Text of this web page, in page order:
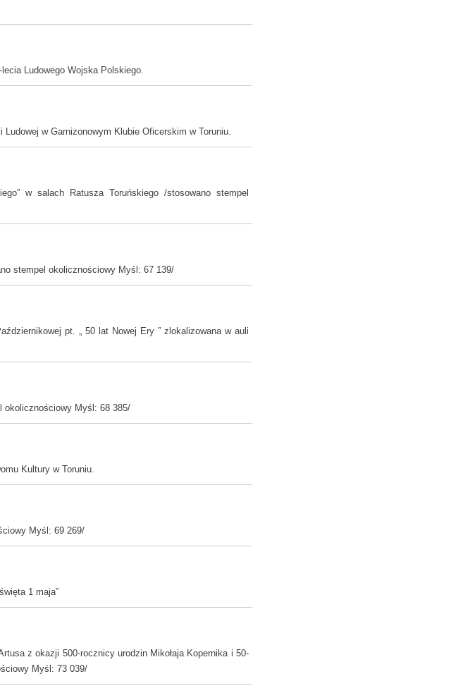
Ludowego Wojska Polskiego.
w Garnizonowym Klubie Oficerskim w Toruniu.
w salach Ratusza Toruńskiego /stosowano stempel
stempel okolicznościowy Myśl: 67 139/
pt. „ 50 lat Nowej Ery ” zlokalizowana w auli
okolicznościowy Myśl: 68 385/
Kultury w Toruniu.
Myśl: 69 269/
1 maja”
z okazji 500-rocznicy urodzin Mikołaja Kopernika i 50-
Myśl: 73 039/